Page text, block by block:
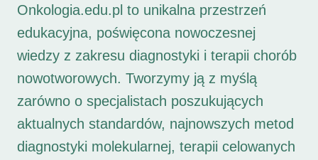
Onkologia.edu.pl to unikalna przestrzeń
edukacyjna, poświęcona nowoczesnej
wiedzy z zakresu diagnostyki i terapii chorób
nowotworowych. Tworzymy ją z myślą
zarówno o specjalistach poszukujących
aktualnych standardów, najnowszych metod
diagnostyki molekularnej, terapii celowanych